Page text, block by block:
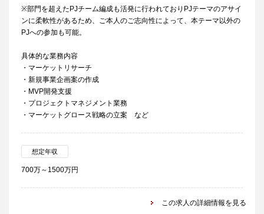
※部門を超えたPJチーム編成も活発に行われておりPJテーマのアサイ
ンに柔軟性があるため、ご本人のご志向性によって、本テーマ以外の
PJへの参加も可能。
具体的な業務内容
・マーケットリサーチ
・新規事業企画案の作成
・MVP開発支援
・プロジェクトマネジメント業務
・マーケットグロース戦略の立案 など
想定年収
700万～1500万円
この求人の詳細情報を見る